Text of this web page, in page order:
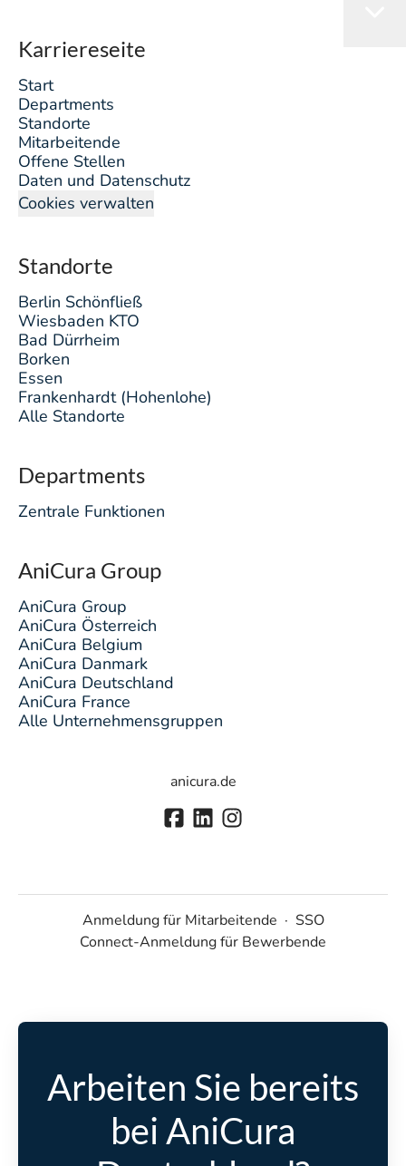
Karriereseite
Start
Departments
Standorte
Mitarbeitende
Offene Stellen
Daten und Datenschutz
Cookies verwalten
Standorte
Berlin Schönfließ
Wiesbaden KTO
Bad Dürrheim
Borken
Essen
Frankenhardt (Hohenlohe)
Alle Standorte
Departments
Zentrale Funktionen
AniCura Group
AniCura Group
AniCura Österreich
AniCura Belgium
AniCura Danmark
AniCura Deutschland
AniCura France
Alle Unternehmensgruppen
anicura.de
Anmeldung für Mitarbeitende · SSO
Connect-Anmeldung für Bewerbende
Arbeiten Sie bereits
bei AniCura